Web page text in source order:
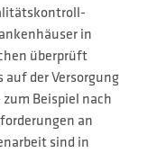
in
überprüft
auf der Versorgung
Beispiel nach
an
sind in